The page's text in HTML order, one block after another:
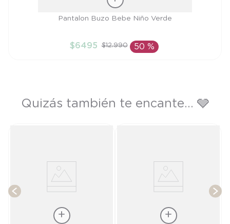
AÑADIR AL CARRITO
Pantalon Buzo Bebe Niño Verde
$6495 $12.990 50 %
Quizás también te encante... 🩶